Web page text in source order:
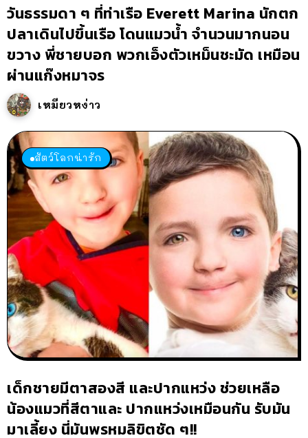
วันธรรมดา ๆ ที่ท่าเรือ Everett Marina นักตก
ปลาเดินไปขึ้นเรือ โดนแมวน้ำ จำนวนมากนอน
ขวาง พี่ชายบอก พวกเอ็งตัวเหม็นชะมัด เหมือน
ผ่านแก๊งหมาจร
เหมียวหง่าว
สัตว์โลกน่ารัก
เด็กชายมีตาสองสี และปากแหว่ง ช่วยเหลือ
น้องแมวที่สีตาและ ปากแหว่งเหมือนกัน รับมัน
มาเลี้ยง นี่มันพรหมลิขิตชัด ๆ!!